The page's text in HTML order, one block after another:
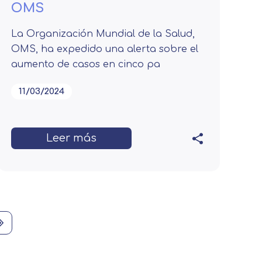
OMS
La Organización Mundial de la Salud,
OMS, ha expedido una alerta sobre el
aumento de casos en cinco pa
11/03/2024
Leer más
Last page
tus preferencias, mediante el
asegurarle el correcto